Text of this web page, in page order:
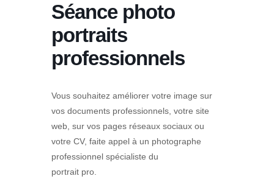
Séance photo
portraits
professionnels
Vous souhaitez améliorer votre image sur
vos documents professionnels, votre site
web, sur vos pages réseaux sociaux ou
votre CV, faite appel à un photographe
professionnel spécialiste du
portrait pro.